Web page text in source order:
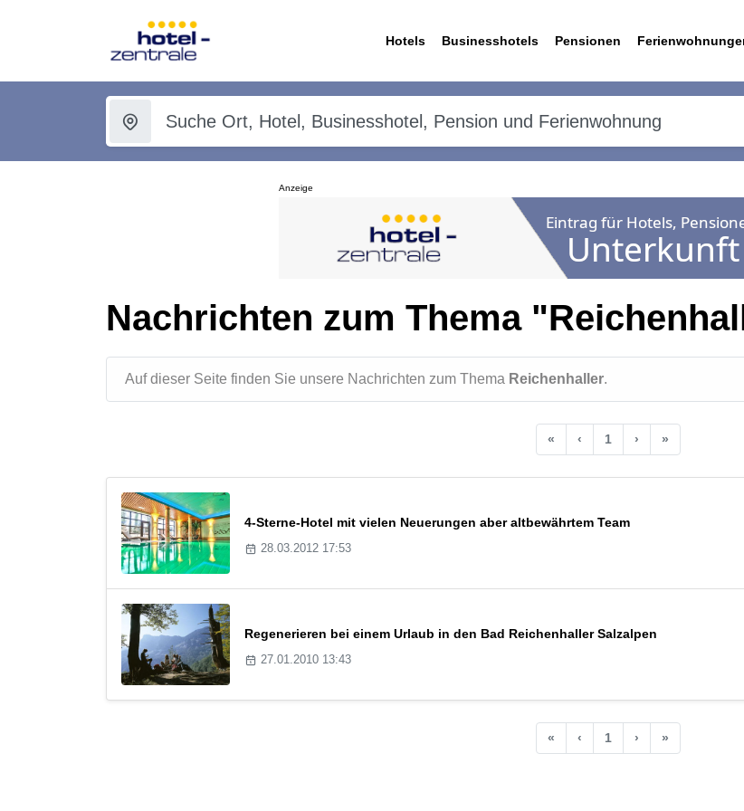
Hotels Businesshotels Pensionen
Anzeige
Nachrichten zum Thema
Auf dieser Seite finden Sie unsere Nachrichten zum Thema Reichenhaller.
« ‹ 1 › »
4-Sterne-Hotel mit vielen Neuerungen aber altbewährtem Team
28.03.2012 17:53
Regenerieren bei einem Urlaub in den Bad Reichenhaller Salzalpen
27.01.2010 13:43
« ‹ 1 › »